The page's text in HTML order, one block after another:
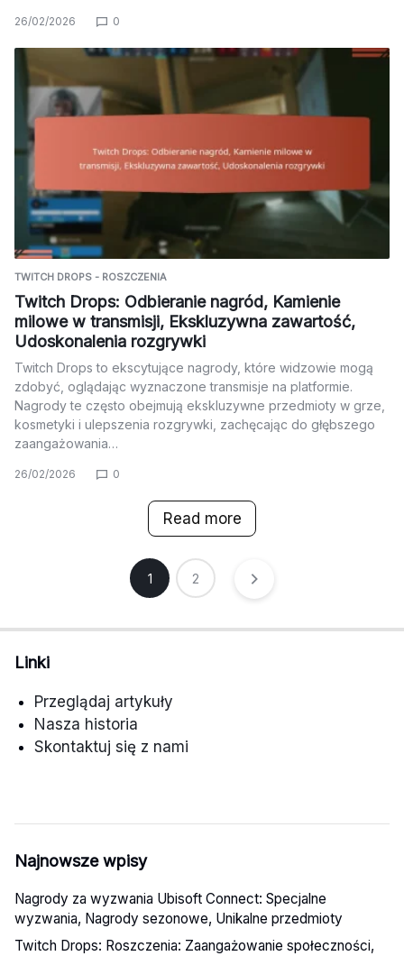
26/02/2026 0
TWITCH DROPS - ROSZCZENIA
Twitch Drops: Odbieranie nagród, Kamienie
milowe w transmisji, Ekskluzywna zawartość,
Udoskonalenia rozgrywki
Twitch Drops to ekscytujące nagrody, które widzowie mogą
zdobyć, oglądając wyznaczone transmisje na platformie.
Nagrody te często obejmują ekskluzywne przedmioty w grze,
kosmetyki i ulepszenia rozgrywki, zachęcając do głębszego
zaangażowania…
26/02/2026 0
Read more
Posts
pagination
1 2
Linki
Przeglądaj artykuły
Nasza historia
Skontaktuj się z nami
Najnowsze wpisy
Nagrody za wyzwania Ubisoft Connect: Specjalne
wyzwania, Nagrody sezonowe, Unikalne przedmioty
Twitch Drops: Roszczenia: Zaangażowanie społeczności,